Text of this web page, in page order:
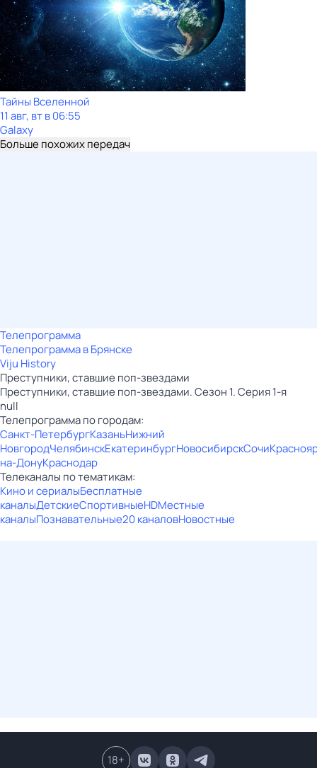
Тайны Вселенной
11 авг, вт в 06:55
Galaxy
Больше похожих передач
Телепрограмма
Телепрограмма в Брянске
Viju History
Преступники, ставшие поп-звездами
Преступники, ставшие поп-звездами. Сезон 1. Серия 1-я
null
Телепрограмма по городам:
Санкт-ПетербургКазаньНижний
НовгородЧелябинскЕкатеринбургНовосибирскСочи
на-ДонуКраснодар
Телеканалы по тематикам:
Кино и сериалыБесплатные
каналыДетскиеСпортивныеHDМестные
каналыПознавательные20 каналовНовостные
18+